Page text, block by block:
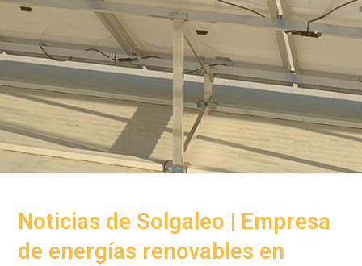
Noticias de Solgaleo | Empresa
de energías renovables en